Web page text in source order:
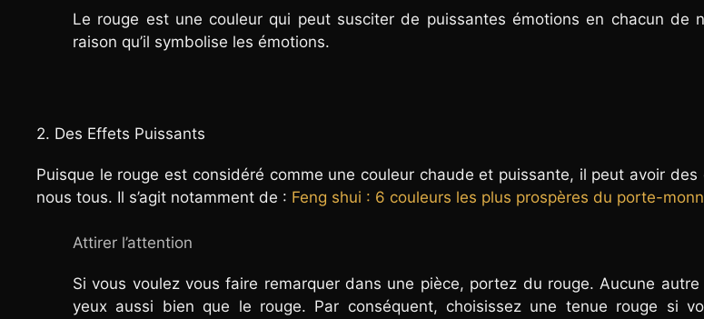
Le rouge est une couleur qui peut susciter de puissantes émotions en chacun de
raison qu’il symbolise les émotions.
2. Des Effets Puissants
Puisque le rouge est considéré comme une couleur chaude et puissante, il peut avoir
nous tous. Il s’agit notamment de : Feng shui : 6 couleurs les plus prospères du porte-
Attirer l’attention
Si vous voulez vous faire remarquer dans une pièce, portez du rouge. Aucune
yeux aussi bien que le rouge. Par conséquent, choisissez une tenue rouge si